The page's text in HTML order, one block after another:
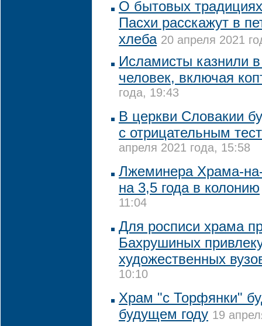
О бытовых
Пасхи расскажут в
хлеба 20 апреля 2021
Исламисты казнили в
человек, включая
года, 19:43
В церкви Словакии
с отрицательным
апреля 2021 года, 15:58
Лжеминера Храма-
на 3,5 года в колонию
11:04
Для росписи храма
Бахрушиных
художественных
10:10
Храм "с Торфянки"
будущем году 19